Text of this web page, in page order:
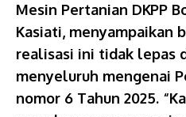
Mesin Pertanian DKPP
Kasiati, menyampaikan
realisasi ini tidak lepas
menyeluruh mengenai
nomor 6 Tahun 2025.